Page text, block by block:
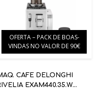
OFERTA – PACK DE BOAS-
VINDAS NO VALOR DE 90€
CAFE DELONGHI
EXAM440.35.W